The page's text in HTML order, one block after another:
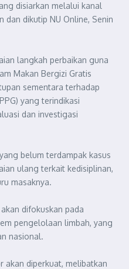
disiarkan melalui kanal
dan dikutip NU Online, Senin
langkah perbaikan guna
Makan Bergizi Gratis
sementara terhadap
yang terindikasi
dan investigasi
belum terdampak kasus
ulang terkait kedisiplinan,
masaknya.
difokuskan pada
pengelolaan limbah, yang
nasional.
akan diperkuat, melibatkan